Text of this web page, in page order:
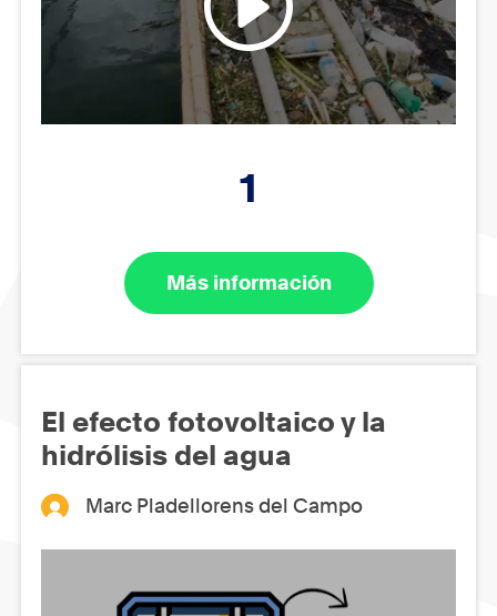
1
Más información
El efecto fotovoltaico y la
hidrólisis del agua
Marc Pladellorens del Campo